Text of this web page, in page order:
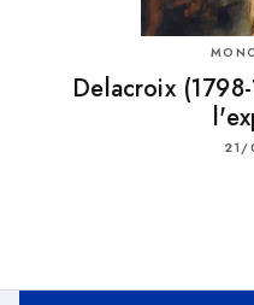
Delacroix
21/